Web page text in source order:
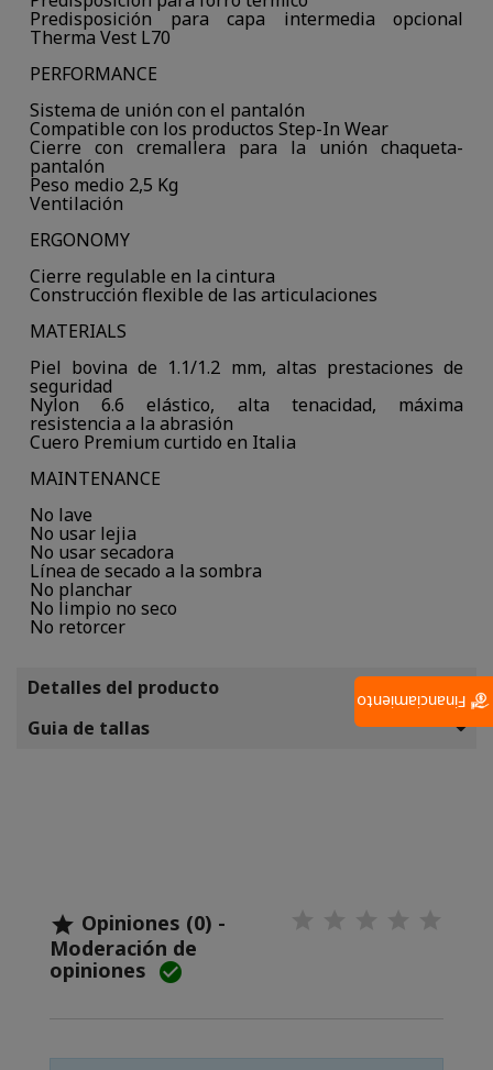
Predisposición para capa intermedia opcional
Therma Vest L70
PERFORMANCE
Sistema de unión con el pantalón
Compatible con los productos Step-In Wear
Cierre con cremallera para la unión chaqueta-
pantalón
Peso medio 2,5 Kg
Ventilación
ERGONOMY
Cierre regulable en la cintura
Construcción flexible de las articulaciones
MATERIALS
Piel bovina de 1.1/1.2 mm, altas prestaciones de
seguridad
Nylon 6.6 elástico, alta tenacidad, máxima
resistencia a la abrasión
Cuero Premium curtido en Italia
MAINTENANCE
No lave
No usar lejia
No usar secadora
Línea de secado a la sombra
No planchar
No limpio no seco
No retorcer
Detalles del producto
Guia de tallas
 Opiniones (0) -
Moderación de
opiniones 
Financiamiento